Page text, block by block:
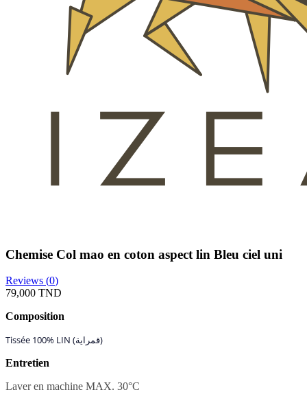
Chemise Col mao en coton aspect lin Bleu ciel uni
Reviews (0)
79,000 TND
Composition
Tissée 100% LIN (قمراية)
Entretien
Laver en machine MAX. 30°C